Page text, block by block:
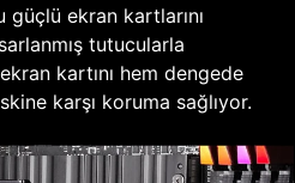
ekran kartlarını
tutucularla
kartını hem dengede
karşı koruma sağlıyor.